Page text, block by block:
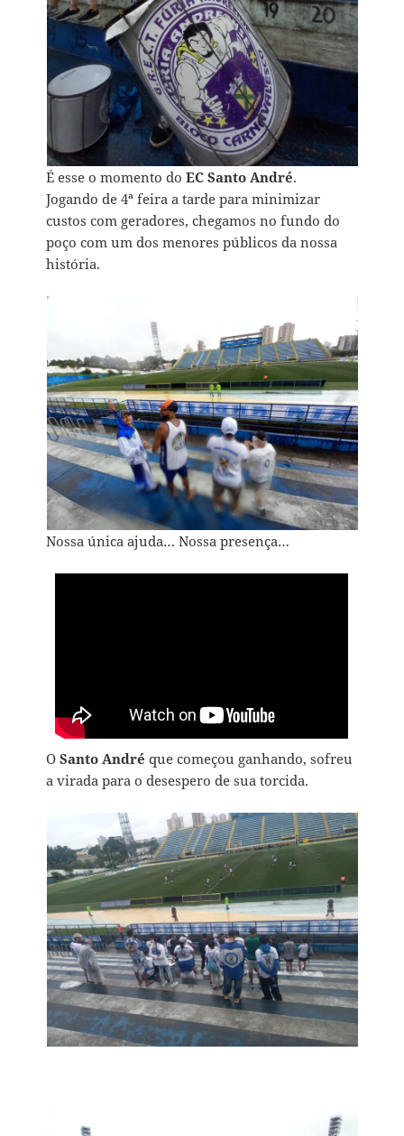
É esse o momento doEC Santo André.
Jogando de 4ª feira a tarde para minimizar
custos com geradores, chegamos no fundo do
poço com um dos menores públicos da nossa
história.
Nossa única ajuda… Nossa presença…
OSanto André que começou ganhando, sofreu
a virada para o desespero de sua torcida.